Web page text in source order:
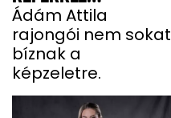
HALMOZZÁK EL A
RAJONGÓI
Ádám Attila
rajongói nem sokat
bíznak a
képzeletre.